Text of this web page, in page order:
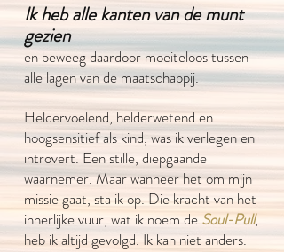
Ik heb alle kanten van de munt
gezien
en beweeg daardoor moeiteloos tussen
alle lagen van de maatschappij.
Heldervoelend, helderwetend en
hoogsensitief als kind, was ik verlegen en
introvert. Een stille, diepgaande
waarnemer. Maar wanneer het om mijn
missie gaat, sta ik op. Die kracht van het
innerlijke vuur, wat ik noem deSoul-Pull,
heb ik altijd gevolgd. Ik kan niet anders.